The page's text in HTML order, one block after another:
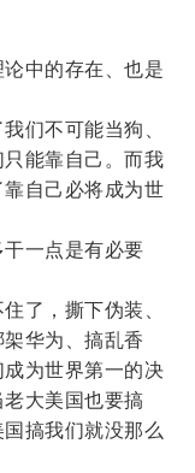
中的存在、也是
们不可能当狗、
能靠自己。而我
自己必将成为世
一点是有必要
了，撕下伪装、
华为、搞乱香
为世界第一的决
大美国也要搞
搞我们就没那么